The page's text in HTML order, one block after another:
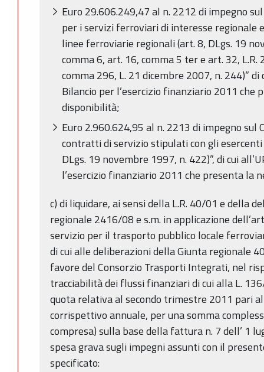
Euro 29.606.249,47 al n. 2212 di impegno
per i servizi ferroviari di interesse regionale
linee ferroviarie regionali (art. 8, DLgs. 19
comma 6, art. 16, comma 5 ter e art. 32,
comma 296, L. 21 dicembre 2007, n. 244)” di
Bilancio per l’esercizio finanziario 2011 che
disponibilità;
Euro 2.960.624,95 al n. 2213 di impegno sul
contratti di servizio stipulati con gli
DLgs. 19 novembre 1997, n. 422)”, di cui
l’esercizio finanziario 2011 che presenta la
c) di liquidare, ai sensi della L.R. 40/01 e della
regionale 2416/08 e s.m. in applicazione
servizio per il trasporto pubblico locale
di cui alle deliberazioni della Giunta regionale
favore del Consorzio Trasporti Integrati, nel
tracciabilità dei flussi finanziari di cui alla L.
quota relativa al secondo trimestre 2011 pari
corrispettivo annuale, per una somma
compresa) sulla base della fattura n. 7 dell’ 1
spesa grava sugli impegni assunti con il
specificato: